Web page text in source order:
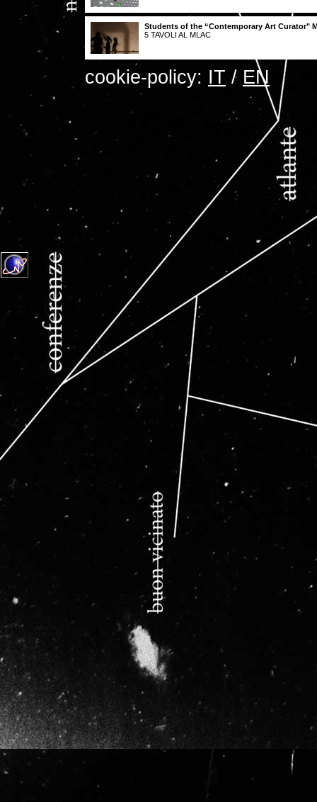
Students of the “Contemporary Art Curator"
5 TAVOLI AL MLAC
cookie-policy: IT / EN